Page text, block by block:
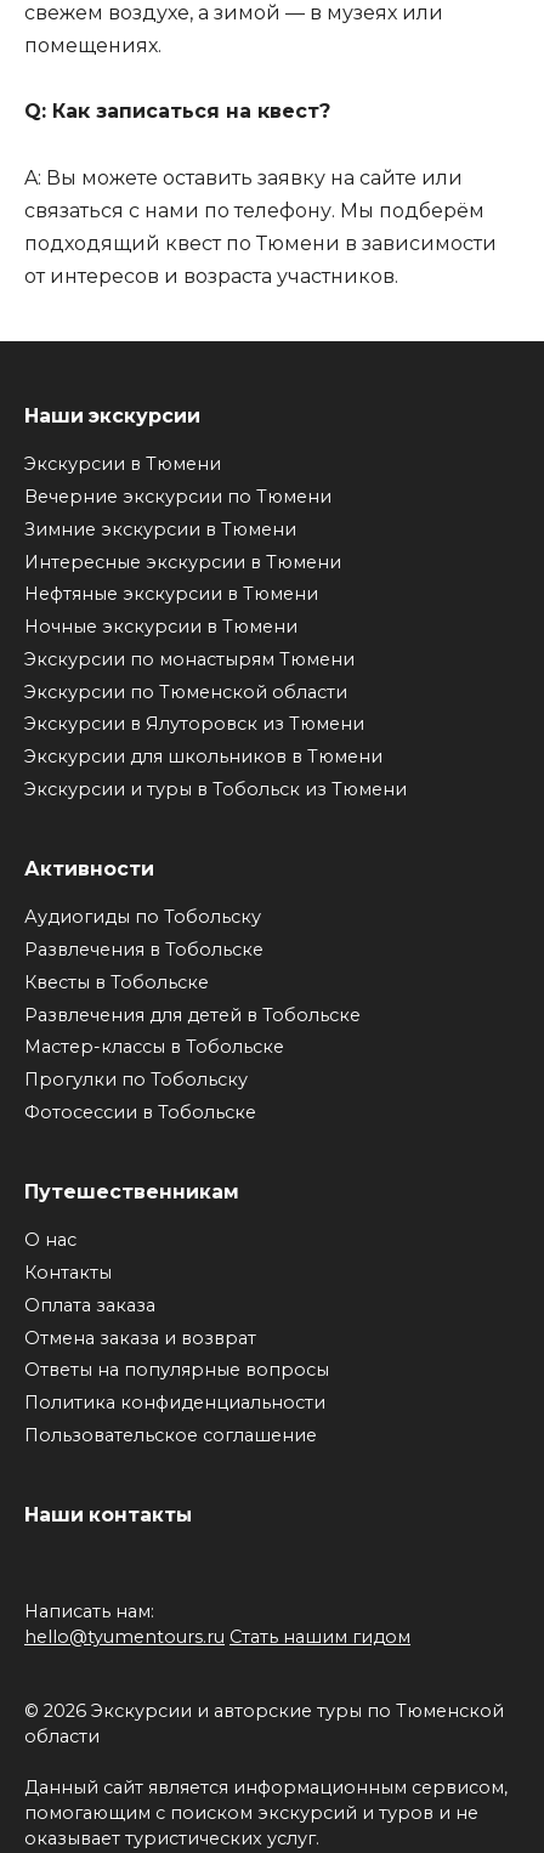
свежем воздухе, а зимой — в музеях или
помещениях.
Q: Как записаться на квест?
A: Вы можете оставить заявку на сайте или
связаться с нами по телефону. Мы подберём
подходящий квест по Тюмени в зависимости
от интересов и возраста участников.
Наши экскурсии
Экскурсии в Тюмени
Вечерние экскурсии по Тюмени
Зимние экскурсии в Тюмени
Интересные экскурсии в Тюмени
Нефтяные экскурсии в Тюмени
Ночные экскурсии в Тюмени
Экскурсии по монастырям Тюмени
Экскурсии по Тюменской области
Экскурсии в Ялуторовск из Тюмени
Экскурсии для школьников в Тюмени
Экскурсии и туры в Тобольск из Тюмени
Активности
Аудиогиды по Тобольску
Развлечения в Тобольске
Квесты в Тобольске
Развлечения для детей в Тобольске
Мастер-классы в Тобольске
Прогулки по Тобольску
Фотосессии в Тобольске
Путешественникам
О нас
Контакты
Оплата заказа
Отмена заказа и возврат
Ответы на популярные вопросы
Политика конфиденциальности
Пользовательское соглашение
Наши контакты
Написать нам:
hello@tyumentours.ru Стать нашим гидом
© 2026 Экскурсии и авторские туры по Тюменской
области
Данный сайт является информационным сервисом,
помогающим с поиском экскурсий и туров и не
оказывает туристических услуг.